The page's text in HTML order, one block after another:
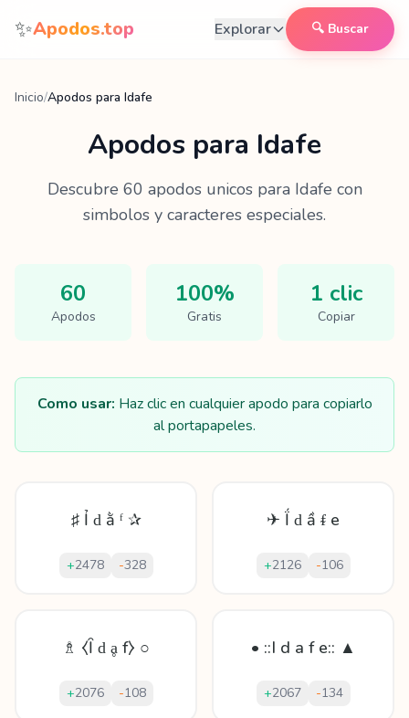
Saltar al contenido
✨Apodos.top Explorar 🔍 Buscar
Inicio/Apodos para Idafe
Apodos para Idafe
Descubre 60 apodos unicos para Idafe con
simbolos y caracteres especiales.
60
Apodos
100%
Gratis
1 clic
Copiar
Como usar: Haz clic en cualquier apodo para copiarlo
al portapapeles.
♯ Ỉ ԁ ằ ᶠ ✰
+2478 -328
✈ Ḯ ԁ ầ ᵮ е
+2126 -106
♗ ⧼Ȋ ԁ ḁ f⧽ ○
+2076 -108
• ::I d a f e:: ▲
+2067 -134